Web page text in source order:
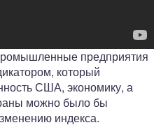
предприятия
который
США, экономику, а
можно было бы
индекса.